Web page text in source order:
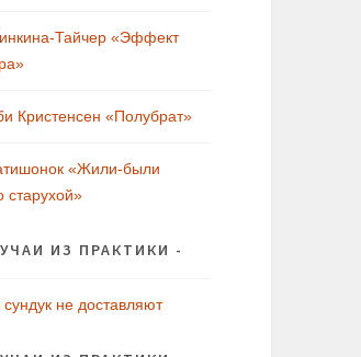
Тайчер «Эффект
Кристенсен «Полубрат»
«Жили-были
старухой»
ИЗ ПРАКТИКИ
сундук не доставляют